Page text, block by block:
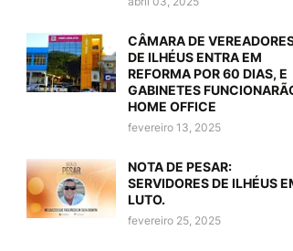
CÂMARA DE
DE ILHÉUS ENTRA EM
REFORMA POR 60 DIAS, E
GABINETES
HOME OFFICE
fevereiro 13, 2025
NOTA DE PESAR:
SERVIDORES DE ILHÉUS
LUTO.
fevereiro 25, 2025